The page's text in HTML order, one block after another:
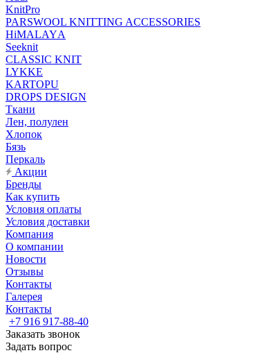
KnitPro
PARSWOOL KNITTING ACCESSORIES
HiMALAYА
Seeknit
CLASSIC KNIT
LYKKE
KАRTOPU
DROPS DЕSIGN
Ткани
Лен, полулен
Хлопок
Бязь
Перкаль
Акции
Бренды
Как купить
Условия оплаты
Условия доставки
Компания
О компании
Новости
Отзывы
Контакты
Галерея
Контакты
+7 916 917-88-40
Заказать звонок
Задать вопрос